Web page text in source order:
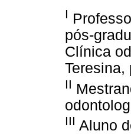
I
pós-
Clínica
Teresina,
II
III Aluno